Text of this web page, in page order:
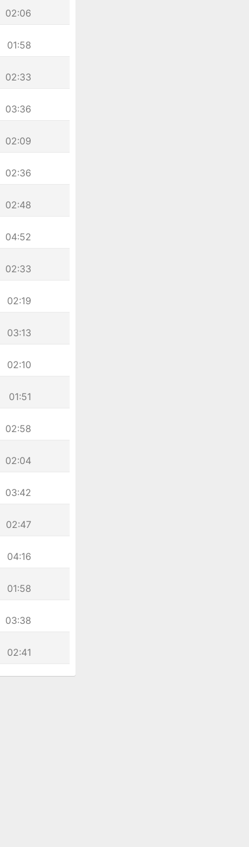
02:06
01:58
02:33
03:36
02:09
02:36
02:48
04:52
02:33
02:19
03:13
02:10
01:51
02:58
02:04
03:42
02:47
04:16
01:58
03:38
02:41